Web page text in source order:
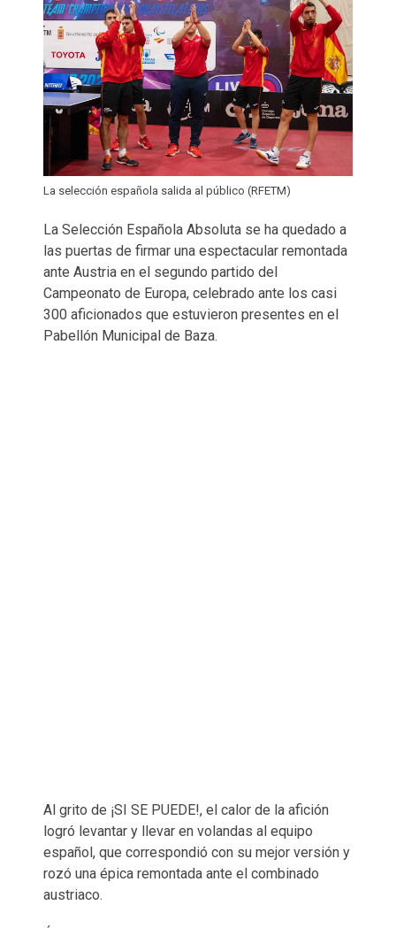
La selección española salida al público (RFETM)
La Selección Española Absoluta se ha quedado a
las puertas de firmar una espectacular remontada
ante Austria en el segundo partido del
Campeonato de Europa, celebrado ante los casi
300 aficionados que estuvieron presentes en el
Pabellón Municipal de Baza.
Al grito de ¡SI SE PUEDE!, el calor de la afición
logró levantar y llevar en volandas al equipo
español, que correspondió con su mejor versión y
rozó una épica remontada ante el combinado
austriaco.